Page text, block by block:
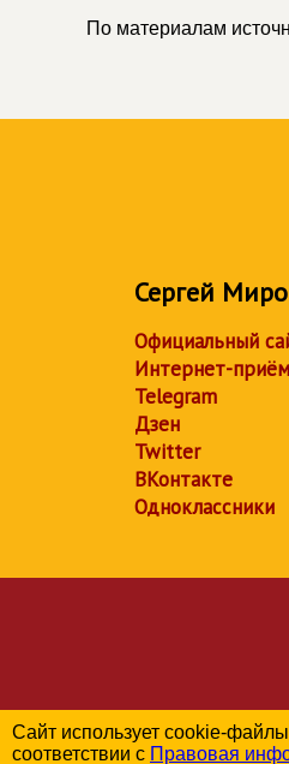
По материалам
Сергей
Официальный
Интернет-
Telegram
Дзен
Twitter
ВКонтакте
Одноклассники
Сайт использует cookie-
соответствии с Правовая